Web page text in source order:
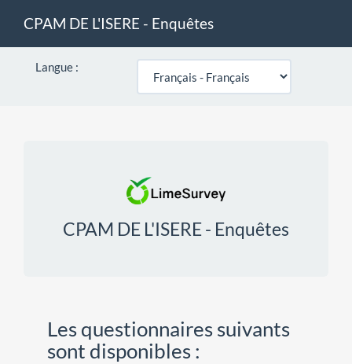
CPAM DE L'ISERE - Enquêtes
Langue :
CPAM DE L'ISERE - Enquêtes
Les questionnaires suivants
sont disponibles :